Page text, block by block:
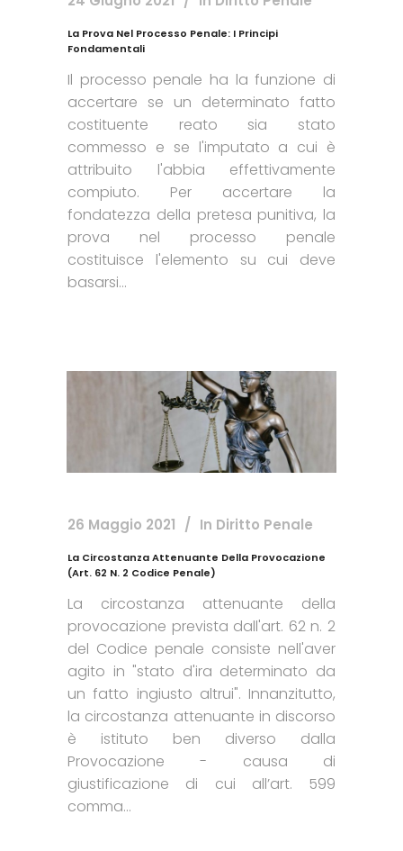
La Prova Nel Processo Penale: I Principi
Fondamentali
Il processo penale ha la funzione di
accertare se un determinato fatto
costituente reato sia stato
commesso e se l'imputato a cui è
attribuito l'abbia effettivamente
compiuto. Per accertare la
fondatezza della pretesa punitiva, la
prova nel processo penale
costituisce l'elemento su cui deve
basarsi...
26 Maggio 2021 In Diritto Penale
La Circostanza Attenuante Della Provocazione
(art. 62 N. 2 Codice Penale)
La circostanza attenuante della
provocazione prevista dall'art. 62 n. 2
del Codice penale consiste nell'aver
agito in "stato d'ira determinato da
un fatto ingiusto altrui". Innanzitutto,
la circostanza attenuante in discorso
è istituto ben diverso dalla
Provocazione - causa di
giustificazione di cui all’art. 599
comma...